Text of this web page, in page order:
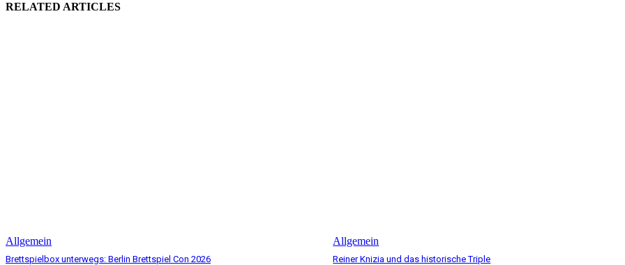
RELATED ARTICLES
Allgemein
Brettspielbox unterwegs: Berlin Brettspiel Con 2026
Allgemein
Reiner Knizia und das historische Triple